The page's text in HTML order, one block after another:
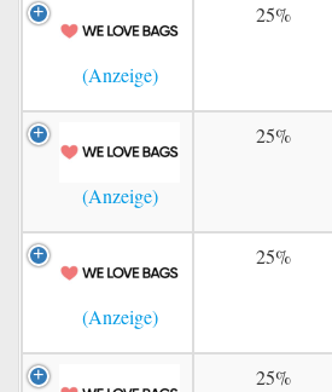
25%
25%
25%
25%